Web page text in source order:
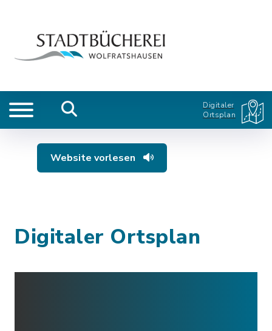
Digitaler
Ortsplan
Website vorlesen
Digitaler Ortsplan